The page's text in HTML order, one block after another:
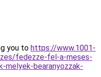
you to https://www.1001-
fedezze-fel-a-meses-
melyek-bearanyozzak-